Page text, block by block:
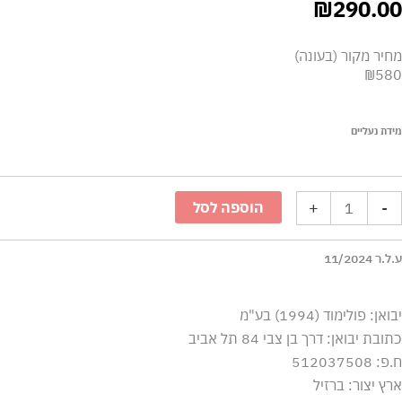
₪290.00
מחיר מקור (בעונה)
₪580
מידת נעליים
-
x
מליסה
כפכפי
אצבע
+ הוספה לסל
ע.ל.ר 11/2024
יבואן: פולימוד (1994) בע"מ
כתובת יבואן: דרך בן צבי 84 תל אביב
ח.פ: 512037508
ארץ יצור: ברזיל